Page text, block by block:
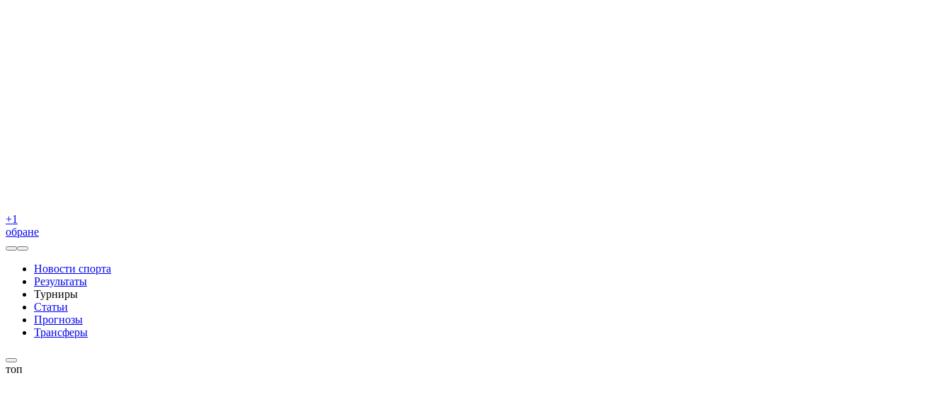
+1
обране
Новости спорта
Результаты
Турниры
Статьи
Прогнозы
Трансферы
топ